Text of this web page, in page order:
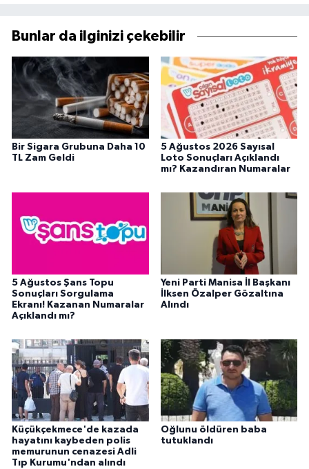
Bunlar da ilginizi çekebilir
Bir Sigara Grubuna Daha 10
TL Zam Geldi
5 Ağustos 2026 Sayısal
Loto Sonuçları Açıklandı
mı? Kazandıran Numaralar
5 Ağustos Şans Topu
Sonuçları Sorgulama
Ekranı! Kazanan Numaralar
Açıklandı mı?
Yeni Parti Manisa İl Başkanı
İlksen Özalper Gözaltına
Alındı
Küçükçekmece'de kazada
hayatını kaybeden polis
memurunun cenazesi Adli
Tıp Kurumu'ndan alındı
Oğlunu öldüren baba
tutuklandı